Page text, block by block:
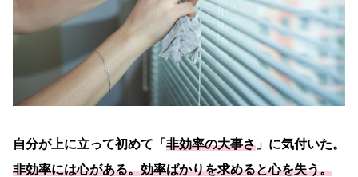
自分が上に立って初めて「 非効率の大事さ 」に気付いた。
非効率には心がある。効率ばかりを求めると心を失う。